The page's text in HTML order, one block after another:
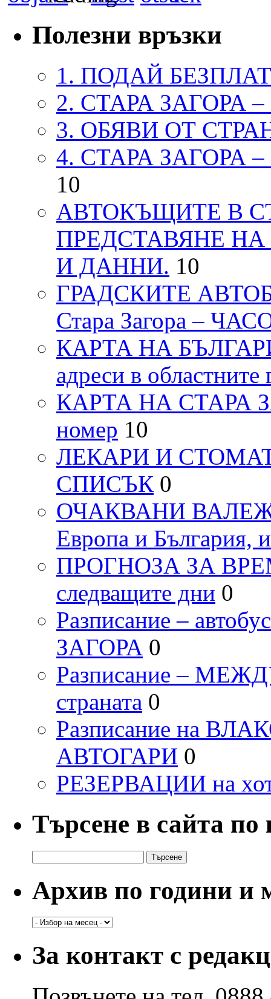
Полезни връзки
1. ПОДАЙ
2. СТАРА ЗАГОРА
3. ОБЯВИ ОТ
4. СТАРА ЗАГОРА
10
АВТОКЪЩИТЕ В
ПРЕДСТАВЯНЕ
И ДАННИ. 10
ГРАДСКИТЕ
Стара Загора –
КАРТА НА
адреси в областните
КАРТА НА СТАРА
номер 10
ЛЕКАРИ И
СПИСЪК 0
ОЧАКВАНИ ВАЛЕЖИ
Европа и България,
ПРОГНОЗА ЗА
следващите дни 0
Разписание –
ЗАГОРА 0
Разписание –
страната 0
Разписание на
АВТОГАРИ 0
РЕЗЕРВАЦИИ на
Търсене в сайта
за:
Архив по години и
Архив
и
месеци
За контакт с